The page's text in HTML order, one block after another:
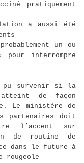
pratiquement
a aussi été
un ou
pour interrompre
pu survenir si la
de façon
Le ministère de
partenaires doit
l’accent sur
de routine de
dans le future à
rougeole